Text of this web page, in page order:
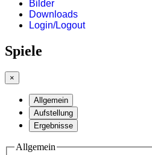
Bilder
Downloads
Login/Logout
Spiele
×
Allgemein
Aufstellung
Ergebnisse
Allgemein